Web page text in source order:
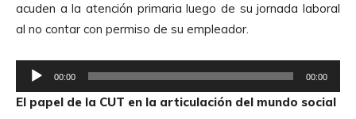
A
u
d
o
acuden a la atención primaria luego de su jornada laboral
al no contar con permiso de su empleador.
e
p
00:00 00:00
El papel de la CUT en la articulación del mundo social